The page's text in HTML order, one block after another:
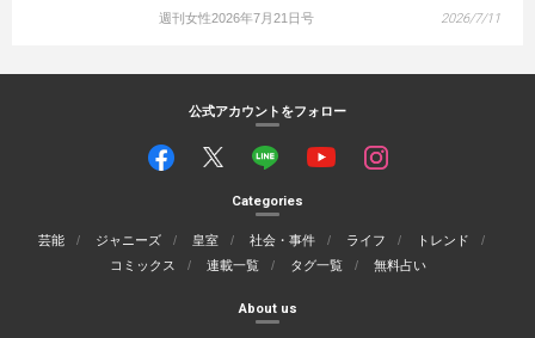
週刊女性2026年7月21日号 2026/7/11
公式アカウントをフォロー
Categories
芸能 ジャニーズ 皇室 社会・事件 ライフ
トレンド
コミックス
連載一覧 タグ一覧 無料占い
About us